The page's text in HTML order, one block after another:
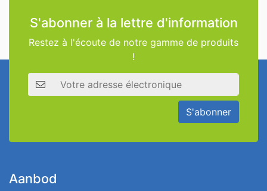
S'abonner à la lettre d'information
Restez à l'écoute de notre gamme de produits
!
Adresse électronique
S'abonner
Aanbod